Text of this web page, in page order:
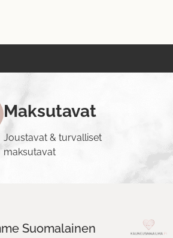
Maksutavat
Joustavat & turvalliset
maksutavat
Suomalainen